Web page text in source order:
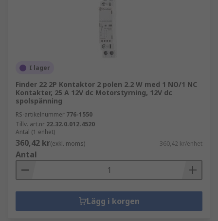
I lager
Finder 22 2P Kontaktor 2 polen 2.2 W med 1 NO/1 NC
Kontakter, 25 A 12V dc Motorstyrning, 12V dc
spolspänning
RS-artikelnummer 776-1550
Tillv. art.nr 22.32.0.012.4520
Antal (1 enhet)
360,42 kr(exkl. moms) 360,42 kr/enhet
Antal
Lägg i korgen